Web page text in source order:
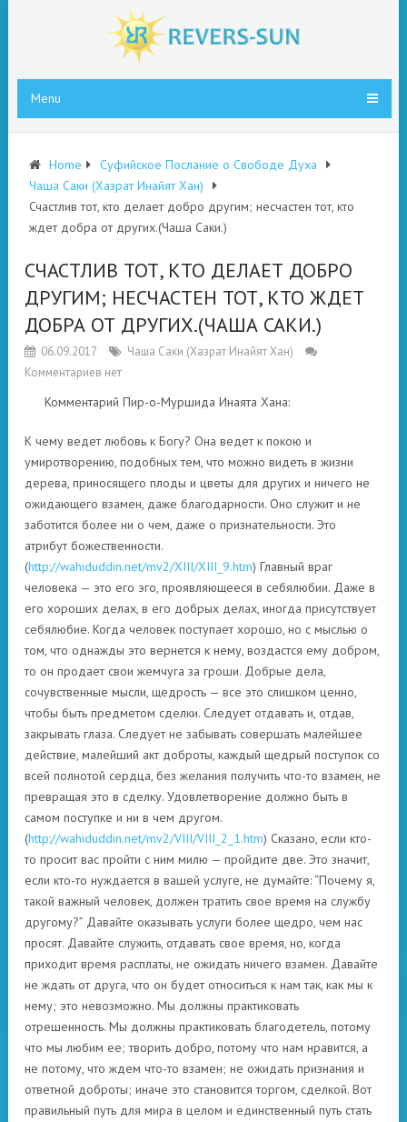
Menu
Home
Суфийское Послание о Свободе Духа
Чаша Саки (Хазрат Инайят Хан)
Счастлив тот, кто делает добро другим; несчастен тот, кто
ждет добра от других.(Чаша Саки.)
СЧАСТЛИВ ТОТ, КТО ДЕЛАЕТ ДОБРО
ДРУГИМ; НЕСЧАСТЕН ТОТ, КТО ЖДЕТ
ДОБРА ОТ ДРУГИХ.(ЧАША САКИ.)
06.09.2017
Чаша Саки (Хазрат Инайят Хан)
Комментариев нет
Комментарий Пир-о-Муршида Инаята Хана:
К чему ведет любовь к Богу? Она ведет к покою и
умиротворению, подобных тем, что можно видеть в жизни
дерева, приносящего плоды и цветы для других и ничего не
ожидающего взамен, даже благодарности. Оно служит и не
заботится более ни о чем, даже о признательности. Это
атрибут божественности.
(http://wahiduddin.net/mv2/XIII/XIII_9.htm) Главный враг
человека — это его эго, проявляющееся в себялюбии. Даже в
его хороших делах, в его добрых делах, иногда присутствует
себялюбие. Когда человек поступает хорошо, но с мыслью о
том, что однажды это вернется к нему, воздастся ему добром,
то он продает свои жемчуга за гроши. Добрые дела,
сочувственные мысли, щедрость — все это слишком ценно,
чтобы быть предметом сделки. Следует отдавать и, отдав,
закрывать глаза. Следует не забывать совершать малейшее
действие, малейший акт доброты, каждый щедрый поступок со
всей полнотой сердца, без желания получить что-то взамен, не
превращая это в сделку. Удовлетворение должно быть в
самом поступке и ни в чем другом.
(http://wahiduddin.net/mv2/VIII/VIII_2_1.htm) Сказано, если кто-
то просит вас пройти с ним милю — пройдите две. Это значит,
если кто-то нуждается в вашей услуге, не думайте: “Почему я,
такой важный человек, должен тратить свое время на службу
другому?” Давайте оказывать услуги более щедро, чем нас
просят. Давайте служить, отдавать свое время, но, когда
приходит время расплаты, не ожидать ничего взамен. Давайте
не ждать от друга, что он будет относиться к нам так, как мы к
нему; это невозможно. Мы должны практиковать
отрешенность. Мы должны практиковать благодетель, потому
что мы любим ее; творить добро, потому что нам нравится, а
не потому, что ждем что-то взамен; не ожидать признания и
ответной доброты; иначе это становится торгом, сделкой. Вот
правильный путь для мира в целом и единственный путь стать